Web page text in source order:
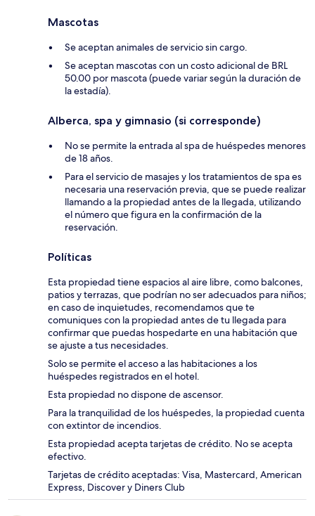
Mascotas
Se aceptan animales de servicio sin cargo.
Se aceptan mascotas con un costo adicional de BRL
50.00 por mascota (puede variar según la duración de
la estadía).
Alberca, spa y gimnasio (si corresponde)
No se permite la entrada al spa de huéspedes menores
de 18 años.
Para el servicio de masajes y los tratamientos de spa es
necesaria una reservación previa, que se puede realizar
llamando a la propiedad antes de la llegada, utilizando
el número que figura en la confirmación de la
reservación.
Políticas
Esta propiedad tiene espacios al aire libre, como balcones,
patios y terrazas, que podrían no ser adecuados para niños;
en caso de inquietudes, recomendamos que te
comuniques con la propiedad antes de tu llegada para
confirmar que puedas hospedarte en una habitación que
se ajuste a tus necesidades.
Solo se permite el acceso a las habitaciones a los
huéspedes registrados en el hotel.
Esta propiedad no dispone de ascensor.
Para la tranquilidad de los huéspedes, la propiedad cuenta
con extintor de incendios.
Esta propiedad acepta tarjetas de crédito. No se acepta
efectivo.
Tarjetas de crédito aceptadas: Visa, Mastercard, American
Express, Discover y Diners Club